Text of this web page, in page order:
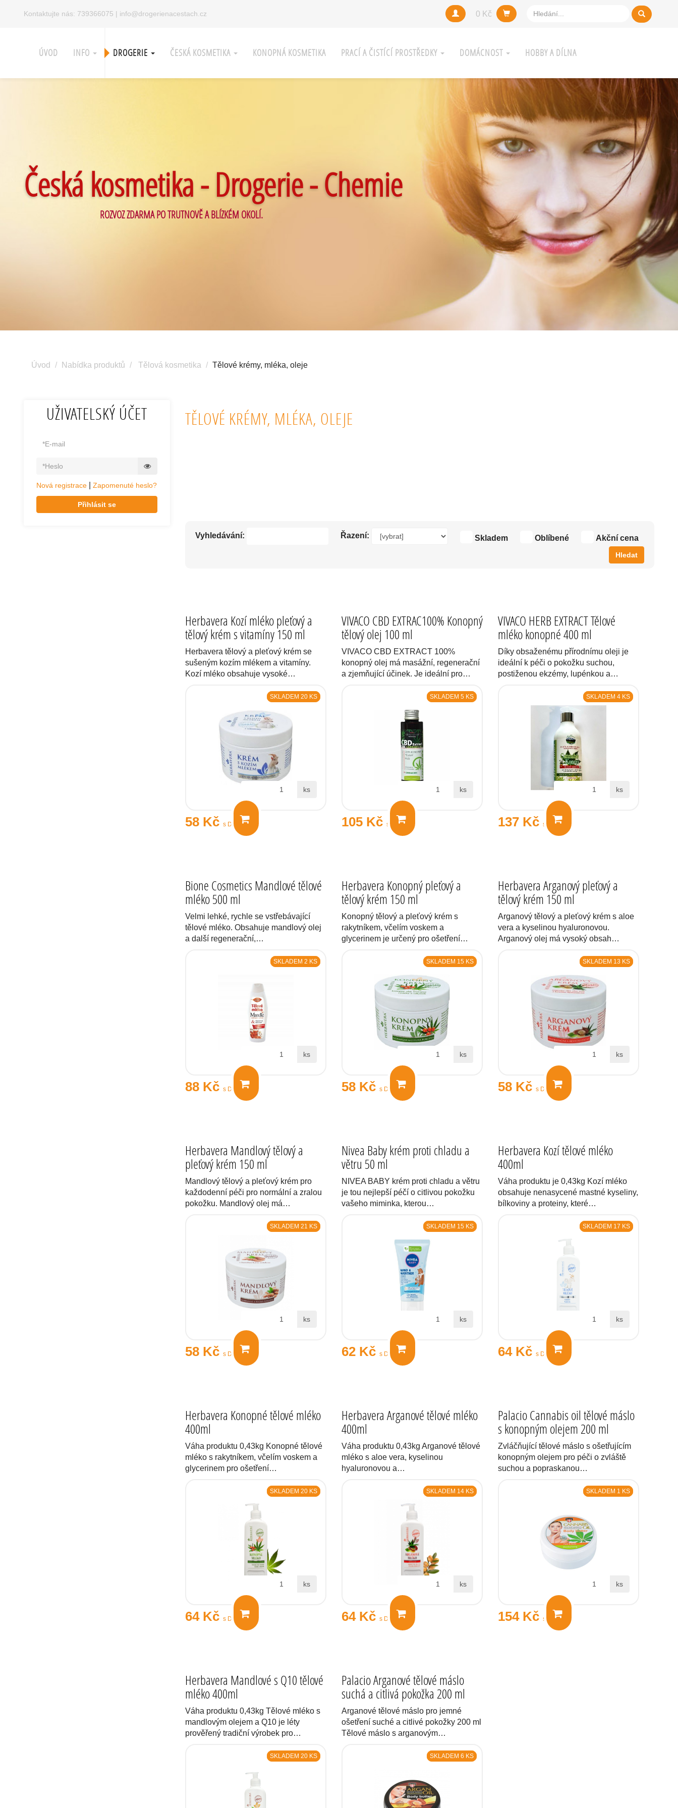
Kontaktujte nás: 739366075 | info@drogerienacestach.cz 0 Kč
ÚVOD INFO DROGERIE ČESKÁ KOSMETIKA KONOPNÁ KOSMETIKA PRACÍ A ČISTÍCÍ PROSTŘEDKY DOMÁCNOST HOBBY A DÍLNA
Česká kosmetika - Drogerie - Chemie
ROZVOZ ZDARMA PO TRUTNOVĚ A BLÍZKÉM OKOLÍ.
Úvod Nabídka produktů Tělová kosmetika Tělové krémy, mléka, oleje
UŽIVATELSKÝ ÚČET
Nová registrace Zapomenuté heslo?
Přihlásit se
TĚLOVÉ KRÉMY, MLÉKA, OLEJE
Vyhledávání: Řazení: Skladem Oblíbené Akční cena
Hledat
Herbavera Kozí mléko pleťový a
tělový krém s vitamíny 150 ml
Herbavera tělový a pleťový krém se
sušeným kozím mlékem a vitamíny.
Kozí mléko obsahuje vysoké…
SKLADEM 20 KS
58 Kč s DPH
ks
VIVACO CBD EXTRAC100% Konopný
tělový olej 100 ml
VIVACO CBD EXTRACT 100%
konopný olej má masážní, regenerační
a zjemňující účinek. Je ideální pro…
SKLADEM 5 KS
105 Kč s DPH
ks
VIVACO HERB EXTRACT Tělové
mléko konopné 400 ml
Díky obsaženému přírodnímu oleji je
ideální k péči o pokožku suchou,
postiženou ekzémy, lupénkou a…
SKLADEM 4 KS
137 Kč s DPH
ks
Bione Cosmetics Mandlové tělové
mléko 500 ml
Velmi lehké, rychle se vstřebávající
tělové mléko. Obsahuje mandlový olej
a další regenerační,…
SKLADEM 2 KS
88 Kč s DPH
ks
Herbavera Konopný pleťový a
tělový krém 150 ml
Konopný tělový a pleťový krém s
rakytníkem, včelím voskem a
glycerinem je určený pro ošetření…
SKLADEM 15 KS
58 Kč s DPH
ks
Herbavera Arganový pleťový a
tělový krém 150 ml
Arganový tělový a pleťový krém s aloe
vera a kyselinou hyaluronovou.
Arganový olej má vysoký obsah…
SKLADEM 13 KS
58 Kč s DPH
ks
Herbavera Mandlový tělový a
pleťový krém 150 ml
Mandlový tělový a pleťový krém pro
každodenní péči pro normální a zralou
pokožku. Mandlový olej má…
SKLADEM 21 KS
58 Kč s DPH
ks
Nivea Baby krém proti chladu a
větru 50 ml
NIVEA BABY krém proti chladu a větru
je tou nejlepší péčí o citlivou pokožku
vašeho miminka, kterou…
SKLADEM 15 KS
62 Kč s DPH
ks
Herbavera Kozí tělové mléko
400ml
Váha produktu je 0,43kg Kozí mléko
obsahuje nenasycené mastné kyseliny,
bílkoviny a proteiny, které…
SKLADEM 17 KS
64 Kč s DPH
ks
Herbavera Konopné tělové mléko
400ml
Váha produktu 0,43kg Konopné tělové
mléko s rakytníkem, včelím voskem a
glycerinem pro ošetření…
SKLADEM 20 KS
64 Kč s DPH
ks
Herbavera Arganové tělové mléko
400ml
Váha produktu 0,43kg Arganové tělové
mléko s aloe vera, kyselinou
hyaluronovou a…
SKLADEM 14 KS
64 Kč s DPH
ks
Palacio Cannabis oil tělové máslo
s konopným olejem 200 ml
Zvláčňující tělové máslo s ošetřujícím
konopným olejem pro péči o zvláště
suchou a popraskanou…
SKLADEM 1 KS
154 Kč s DPH
ks
Herbavera Mandlové s Q10 tělové
mléko 400ml
Váha produktu 0,43kg Tělové mléko s
mandlovým olejem a Q10 je léty
prověřený tradiční výrobek pro…
SKLADEM 20 KS
Palacio Arganové tělové máslo
suchá a citlivá pokožka 200 ml
Arganové tělové máslo pro jemné
ošetření suché a citlivé pokožky 200 ml
Tělové máslo s arganovým…
SKLADEM 6 KS